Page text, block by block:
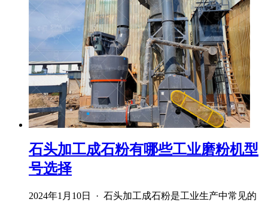
石头加工成石粉有哪些工业磨粉机型
号选择
2024年1月10日 · 石头加工成石粉是工业生产中常见的